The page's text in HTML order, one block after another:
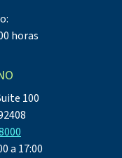
horas
100
a 17:00